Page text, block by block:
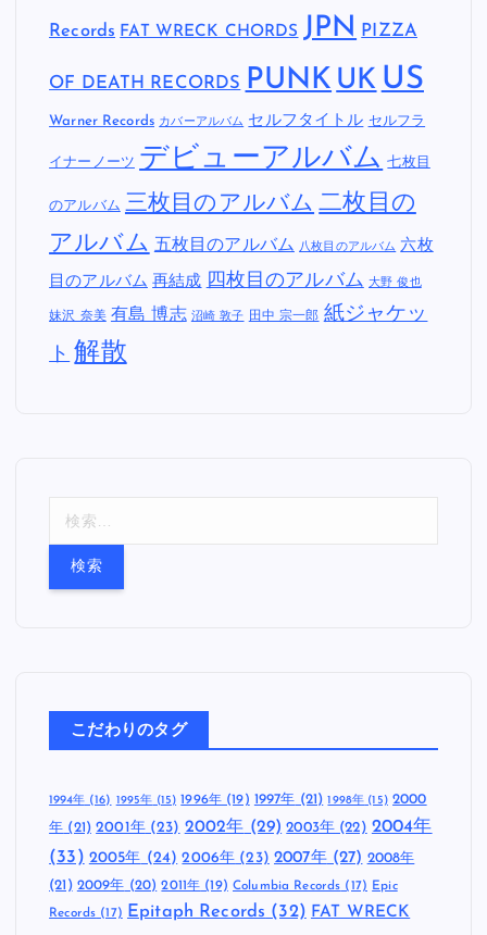
Records FAT WRECK CHORDS JPN PIZZA
OF DEATH RECORDS PUNK UK US
Warner Records カバーアルバム セルフタイトル セルフラ
イナーノーツ デビューアルバム 七枚目
のアルバム 三枚目のアルバム 二枚目の
アルバム 五枚目のアルバム 八枚目のアルバム 六枚
目のアルバム 再結成 四枚目のアルバム 大野 俊也
妹沢 奈美 有島 博志 沼崎 敦子 田中 宗一郎 紙ジャケッ
ト 解散
こだわりのタグ
1994年(16) 1995年 (15) 1996年(19) 1997年 (21) 1998年 (15) 2000
年 (21) 2001年(23) 2002年 (29) 2003年 (22) 2004年
(33) 2005年 (24) 2006年 (23) 2007年(27) 2008年
(21) 2009年 (20) 2011年 (19) Columbia Records (17) Epic
Records (17) Epitaph Records (32) FAT WRECK